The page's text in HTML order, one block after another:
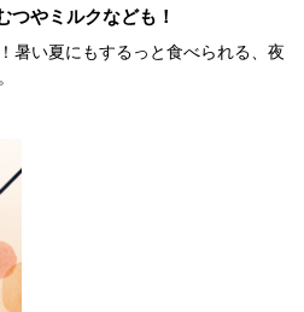
やミルクなども！
暑い夏にもするっと食べられる、夜